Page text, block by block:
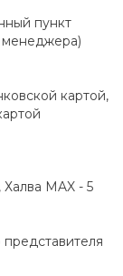
пункт
менеджера)
картой,
MAX - 5